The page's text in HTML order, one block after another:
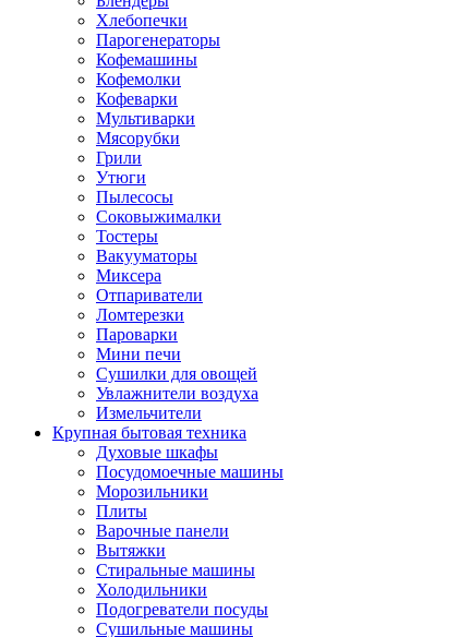
Хлебопечки
Парогенераторы
Кофемашины
Кофемолки
Кофеварки
Мультиварки
Мясорубки
Грили
Утюги
Пылесосы
Соковыжималки
Тостеры
Вакууматоры
Миксера
Отпариватели
Ломтерезки
Пароварки
Мини печи
Сушилки для овощей
Увлажнители воздуха
Измельчители
Крупная бытовая техника
Духовые шкафы
Посудомоечные машины
Морозильники
Плиты
Варочные панели
Вытяжки
Стиральные машины
Холодильники
Подогреватели посуды
Сушильные машины